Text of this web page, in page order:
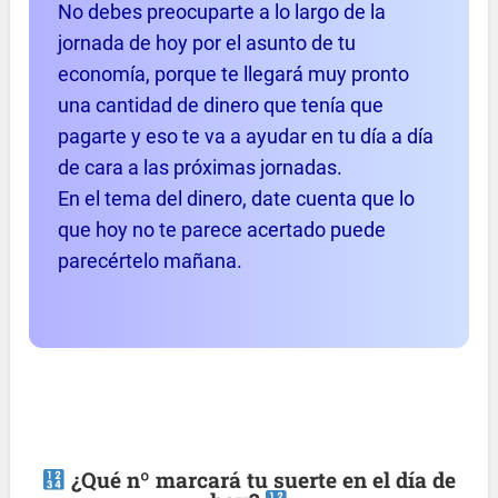
No debes preocuparte a lo largo de la
jornada de hoy por el asunto de tu
economía, porque te llegará muy pronto
una cantidad de dinero que tenía que
pagarte y eso te va a ayudar en tu día a día
de cara a las próximas jornadas.
En el tema del dinero, date cuenta que lo
que hoy no te parece acertado puede
parecértelo mañana.
¿Qué nº marcará tu suerte en el día de